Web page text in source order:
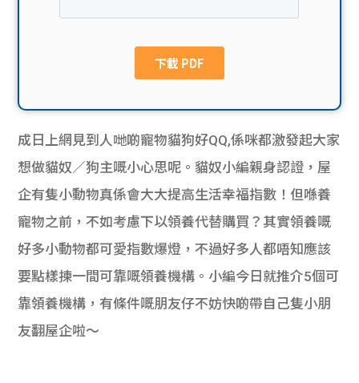
網上
私人
貸款
計數
機
校園
Gui
理財
Gui
de
學生
成日上網見到人哋啲寵物貓狗好QQ,係咪都激發起大家
想做貓奴／狗主嘅小心思呢。貓奴小編親身認證，屋
企有隻小動物真係會大大提高生活幸福指數！但喺養
寵物之前，不如考慮下以領養代替購買？其實領養嘅
好多小動物都可愛指數爆燈，不過好多人都唔知應該
要點樣揀一間可靠嘅領養機構。小編今日就推介5個可
靠領養機構，有條件嘅朋友仔不妨快啲帶自己隻小朋
友翻屋企啦～